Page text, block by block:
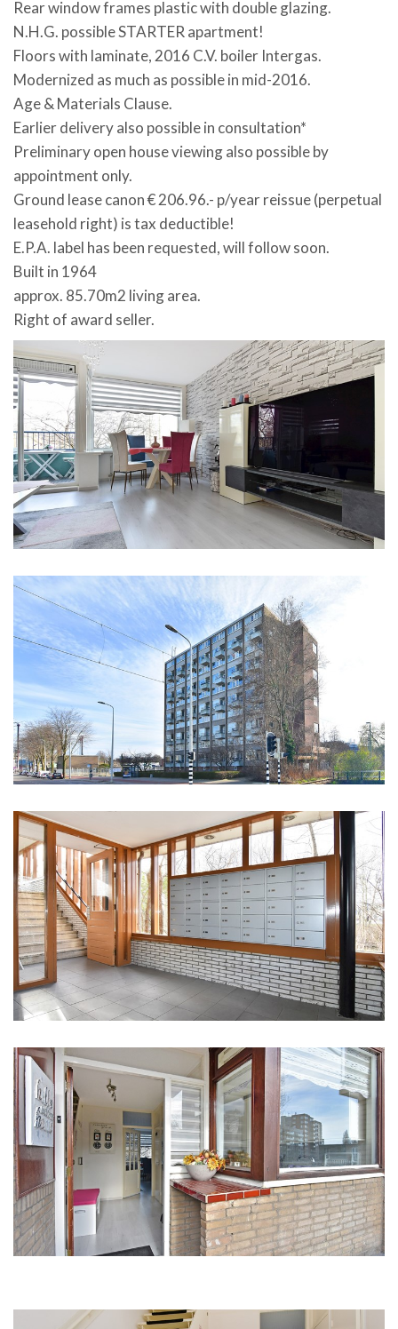
Rear window frames plastic with double glazing.
N.H.G. possible STARTER apartment!
Floors with laminate, 2016 C.V. boiler Intergas.
Modernized as much as possible in mid-2016.
Age & Materials Clause.
Earlier delivery also possible in consultation*
Preliminary open house viewing also possible by
appointment only.
Ground lease canon € 206.96.- p/year reissue (perpetual
leasehold right) is tax deductible!
E.P.A. label has been requested, will follow soon.
Built in 1964
approx. 85.70m2 living area.
Right of award seller.